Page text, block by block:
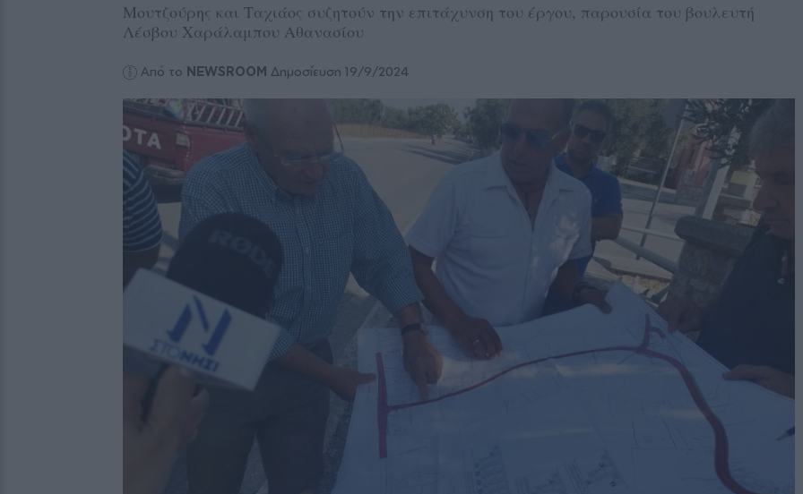
Μουτζούρης και Ταχιάος συζητούν την επιτάχυνση του έργου, παρουσία του βουλευτή
Λέσβου Χαράλαμπου Αθανασίου
Από το NEWSROOM Δημοσίευση 19/9/2024